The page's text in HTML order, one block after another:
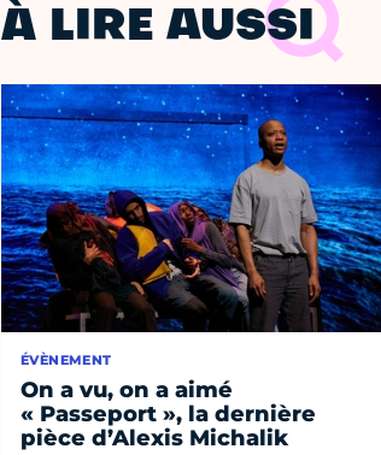
À LIRE AUSSI
ÉVÈNEMENT
On a vu, on a aimé
« Passeport », la dernière
pièce d’Alexis Michalik